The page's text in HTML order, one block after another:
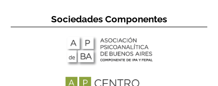
Sociedades Componentes